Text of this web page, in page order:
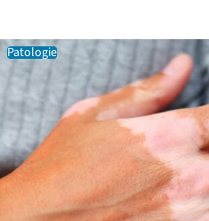
Patologie